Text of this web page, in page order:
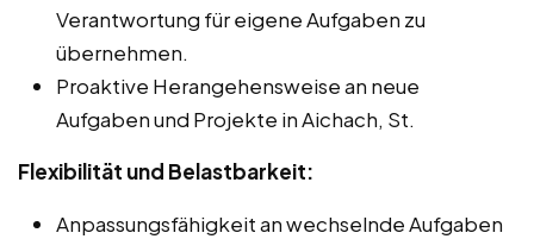
Verantwortung für eigene Aufgaben zu
übernehmen.
Proaktive Herangehensweise an neue
Aufgaben und Projekte in Aichach, St.
Flexibilität und Belastbarkeit:
Anpassungsfähigkeit an wechselnde Aufgaben